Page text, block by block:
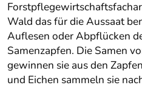
Wald das für die Aussaat
Auflesen oder Abpflücken
Samenzapfen. Die Samen
gewinnen sie aus den
und Eichen sammeln sie